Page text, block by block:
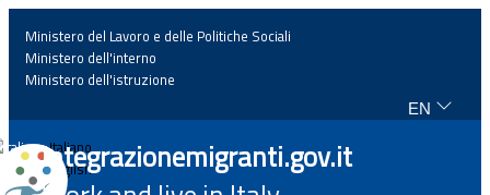
Home
Ministero del Lavoro e delle Politiche Sociali
Ministero dell'interno
Ministero dell'istruzione
EN
Italiano
English
Integrazionemigranti.gov.it